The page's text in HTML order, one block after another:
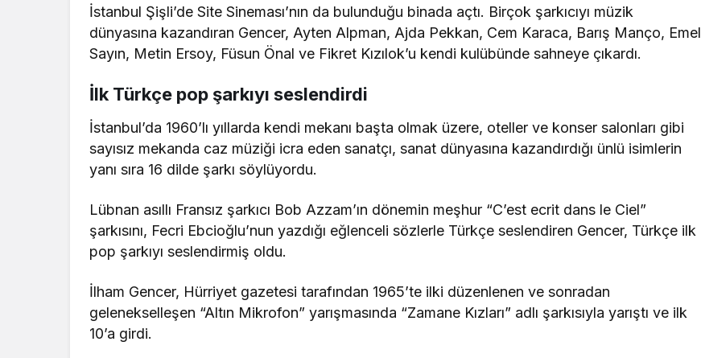
İstanbul Şişli’de Site Sineması’nın da bulunduğu binada açtı. Birçok şarkıcıyı müzik
dünyasına kazandıran Gencer, Ayten Alpman, Ajda Pekkan, Cem Karaca, Barış Manço, Emel
Sayın, Metin Ersoy, Füsun Önal ve Fikret Kızılok’u kendi kulübünde sahneye çıkardı.
İlk Türkçe pop şarkıyı seslendirdi
İstanbul’da 1960’lı yıllarda kendi mekanı başta olmak üzere, oteller ve konser salonları gibi
sayısız mekanda caz müziği icra eden sanatçı, sanat dünyasına kazandırdığı ünlü isimlerin
yanı sıra 16 dilde şarkı söylüyordu.
Lübnan asıllı Fransız şarkıcı Bob Azzam’ın dönemin meşhur “C’est ecrit dans le Ciel”
şarkısını, Fecri Ebcioğlu’nun yazdığı eğlenceli sözlerle Türkçe seslendiren Gencer, Türkçe ilk
pop şarkıyı seslendirmiş oldu.
İlham Gencer, Hürriyet gazetesi tarafından 1965’te ilki düzenlenen ve sonradan
gelenekselleşen “Altın Mikrofon” yarışmasında “Zamane Kızları” adlı şarkısıyla yarıştı ve ilk
10’a girdi.